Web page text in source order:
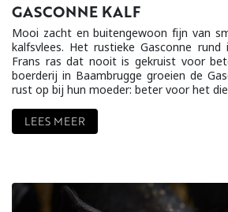
GASCONNE KALF
Mooi zacht en buitengewoon fijn van
kalfsvlees. Het rustieke Gasconne
Frans ras dat nooit is gekruist voor
boerderij in Baambrugge groeien de
rust op bij hun moeder: beter voor het
LEES MEER